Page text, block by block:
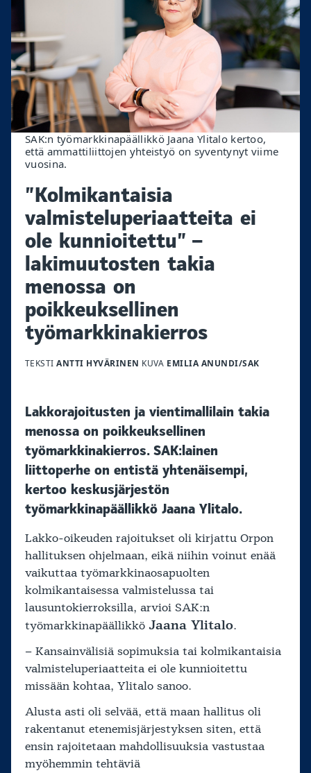
SAK:n työmarkkinapäällikkö Jaana Ylitalo kertoo,
että ammattiliittojen yhteistyö on syventynyt viime
vuosina.
”Kolmikantaisia
valmisteluperiaatteita ei
ole kunnioitettu” –
lakimuutosten takia
menossa on
poikkeuksellinen
työmarkkinakierros
TEKSTIANTTI HYVÄRINEN KUVA EMILIA ANUNDI/SAK
Lakkorajoitusten ja vientimallilain takia
menossa on poikkeuksellinen
työmarkkinakierros. SAK:lainen
liittoperhe on entistä yhtenäisempi,
kertoo keskusjärjestön
työmarkkinapäällikkö Jaana Ylitalo.
Lakko-oikeuden rajoitukset oli kirjattu Orpon
hallituksen ohjelmaan, eikä niihin voinut enää
vaikuttaa työmarkkinaosapuolten
kolmikantaisessa valmistelussa tai
lausuntokierroksilla, arvioi SAK:n
työmarkkinapäällikkö Jaana Ylitalo.
– Kansainvälisiä sopimuksia tai kolmikantaisia
valmisteluperiaatteita ei ole kunnioitettu
missään kohtaa, Ylitalo sanoo.
Alusta asti oli selvää, että maan hallitus oli
rakentanut etenemisjärjestyksen siten, että
ensin rajoitetaan mahdollisuuksia vastustaa
myöhemmin tehtäviä